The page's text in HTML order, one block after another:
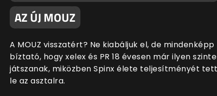
AZ ÚJ MOUZ
A MOUZ visszatért? Ne kiabáljuk el, de mindenképp
bíztató, hogy xelex és PR 18 évesen már ilyen
játszanak, miközben Spinx élete teljesítményét
le az asztalra.